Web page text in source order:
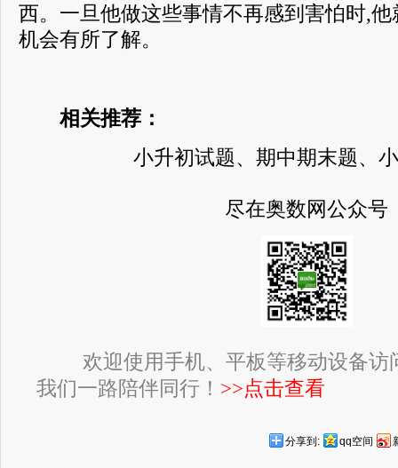
西。一旦他做这些事情不再感到害怕时,
机会有所了解。
相关推荐：
小升初试题、期中期末题、
尽在奥数网公众号
欢迎使用手机、平板等移动设备访
我们一路陪伴同行！ >>点击查看
分享到: qq空间